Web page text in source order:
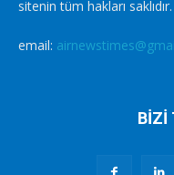
sitenin tüm hakları saklıdır.
email:
BİZİ